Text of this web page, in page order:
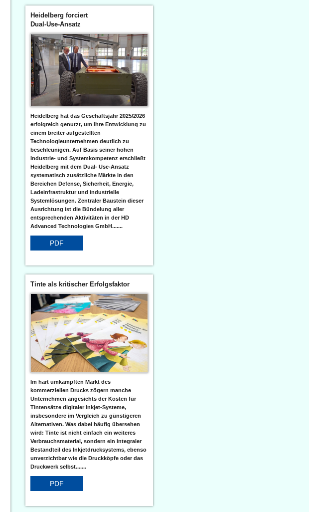
Heidelberg forciert
Dual-Use-Ansatz
Heidelberg hat das Geschäftsjahr 2025/2026
erfolgreich genutzt, um ihre Entwicklung zu
einem breiter aufgestellten
Technologieunternehmen deutlich zu
beschleunigen. Auf Basis seiner hohen
Industrie- und Systemkompetenz erschließt
Heidelberg mit dem Dual- Use-Ansatz
systematisch zusätzliche Märkte in den
Bereichen Defense, Sicherheit, Energie,
Ladeinfrastruktur und industrielle
Systemlösungen. Zentraler Baustein dieser
Ausrichtung ist die Bündelung aller
entsprechenden Aktivitäten in der HD
Advanced Technologies GmbH.......
PDF
Tinte als kritischer Erfolgsfaktor
Im hart umkämpften Markt des
kommerziellen Drucks zögern manche
Unternehmen angesichts der Kosten für
Tintensätze digitaler Inkjet-Systeme,
insbesondere im Vergleich zu günstigeren
Alternativen. Was dabei häufig übersehen
wird: Tinte ist nicht einfach ein weiteres
Verbrauchsmaterial, sondern ein integraler
Bestandteil des Inkjetdrucksystems, ebenso
unverzichtbar wie die Druckköpfe oder das
Druckwerk selbst.......
PDF